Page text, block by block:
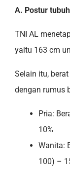
A. Postur tubuh
TNI AL
yaitu 163 cm
Selain itu,
dengan rumus
Pria:
10%
Wanita:
100) –